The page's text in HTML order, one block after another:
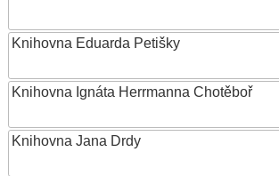
Knihovna Eduarda Petišky
Knihovna Ignáta Herrmanna Chotěboř
Knihovna Jana Drdy